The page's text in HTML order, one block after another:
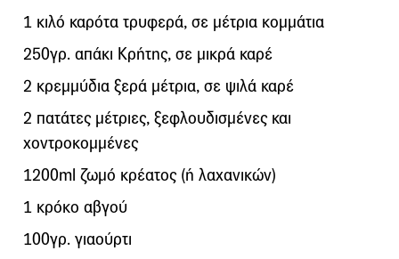
1 κιλό καρότα τρυφερά, σε μέτρια κομμάτια
250γρ. απάκι Κρήτης, σε μικρά καρέ
2 κρεμμύδια ξερά μέτρια, σε ψιλά καρέ
2 πατάτες μέτριες, ξεφλουδισμένες και
χοντροκομμένες
1200ml ζωμό κρέατος (ή λαχανικών)
1 κρόκο αβγού
100γρ. γιαούρτι